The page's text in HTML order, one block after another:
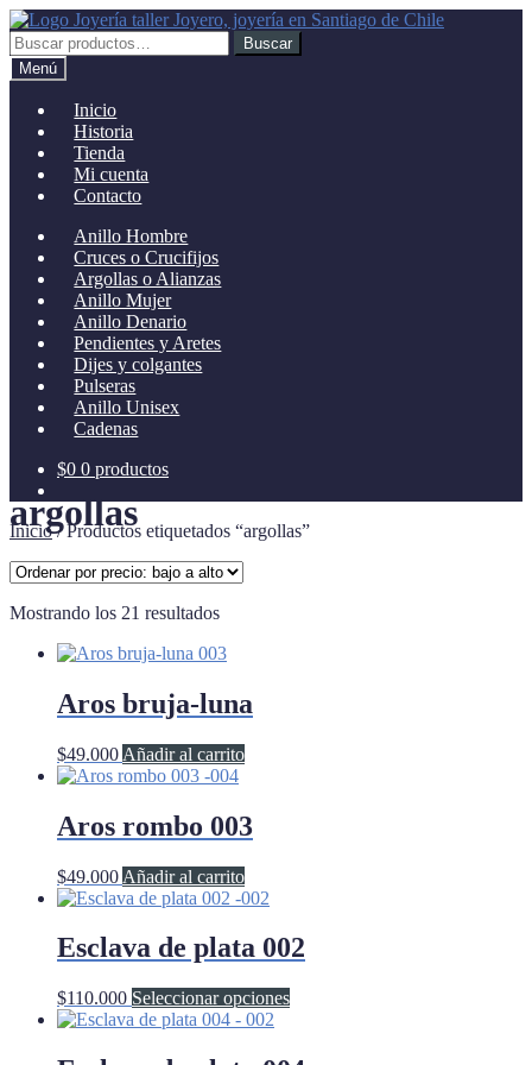
Ir
a
la
navegación
Ir
al
contenido
Buscar
por:
Buscar
Menú
Inicio
Historia
Tienda
Mi cuenta
Contacto
Anillo Hombre
Cruces o Crucifijos
Argollas o Alianzas
Anillo Mujer
Anillo Denario
Pendientes y Aretes
Dijes y colgantes
Pulseras
Anillo Unisex
Cadenas
$0 0 productos
Inicio/Productos etiquetados “argollas”
argollas
Mostrando los 21 resultadosOrdenado
precio:
a
alto
Aros bruja-luna
$49.000 Añadir al carrito
Aros rombo 003
$49.000 Añadir al carrito
Esclava de plata 002
$110.000 Seleccionar opcionesEste